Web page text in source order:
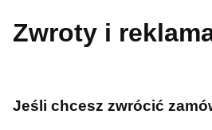
Zwroty i
Jeśli chcesz zwrócić